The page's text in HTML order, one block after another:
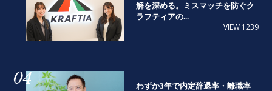
解を深める。ミスマッチを防ぐク
ラフティアの...
VIEW 1239
04
わずか3年で内定辞退率・離職率